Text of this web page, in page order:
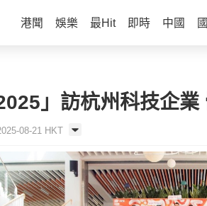
港聞 娛樂 最Hit 即時 中國
」訪杭州科技企
08-21 HKT